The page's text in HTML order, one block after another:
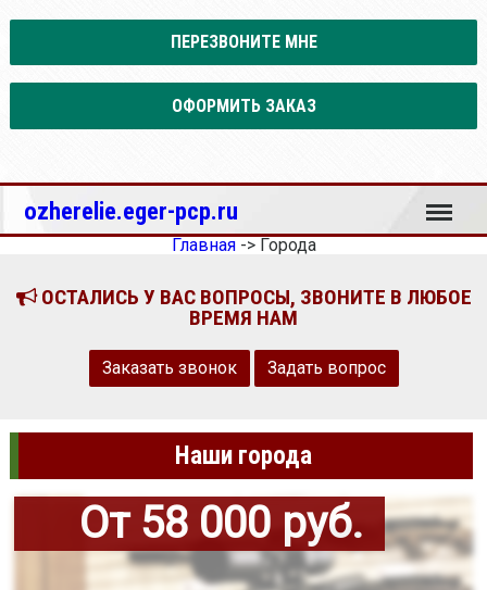
ПЕРЕЗВОНИТЕ МНЕ
ОФОРМИТЬ ЗАКАЗ
ozherelie.eger-pcp.ru Меню
Главная-> Города
ОСТАЛИСЬ У ВАС ВОПРОСЫ, ЗВОНИТЕ В ЛЮБОЕ
ВРЕМЯ НАМ
Заказать звонок Задать вопрос
Наши города
От 58 000 руб.